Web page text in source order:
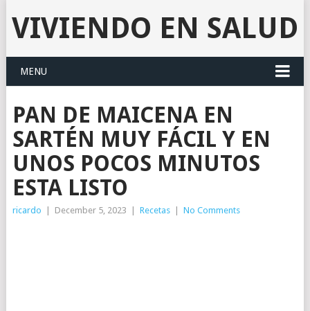
VIVIENDO EN SALUD
MENU
PAN DE MAICENA EN
SARTÉN MUY FÁCIL Y EN
UNOS POCOS MINUTOS
ESTA LISTO
ricardo December 5, 2023 Recetas No Comments